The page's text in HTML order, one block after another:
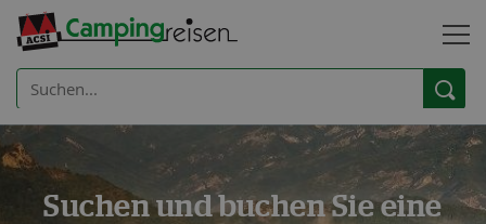
Suchen und buchen Sie eine